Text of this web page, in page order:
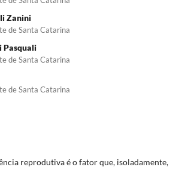
Zanini
de Santa Catarina
Pasquali
de Santa Catarina
de Santa Catarina
reprodutiva é o fator que, isoladamente,